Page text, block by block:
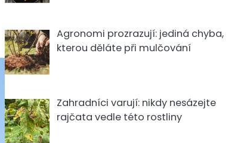
Agronomi prozrazují: jediná chyba,
kterou děláte při mulčování
Zahradníci varují: nikdy nesázejte
rajčata vedle této rostliny